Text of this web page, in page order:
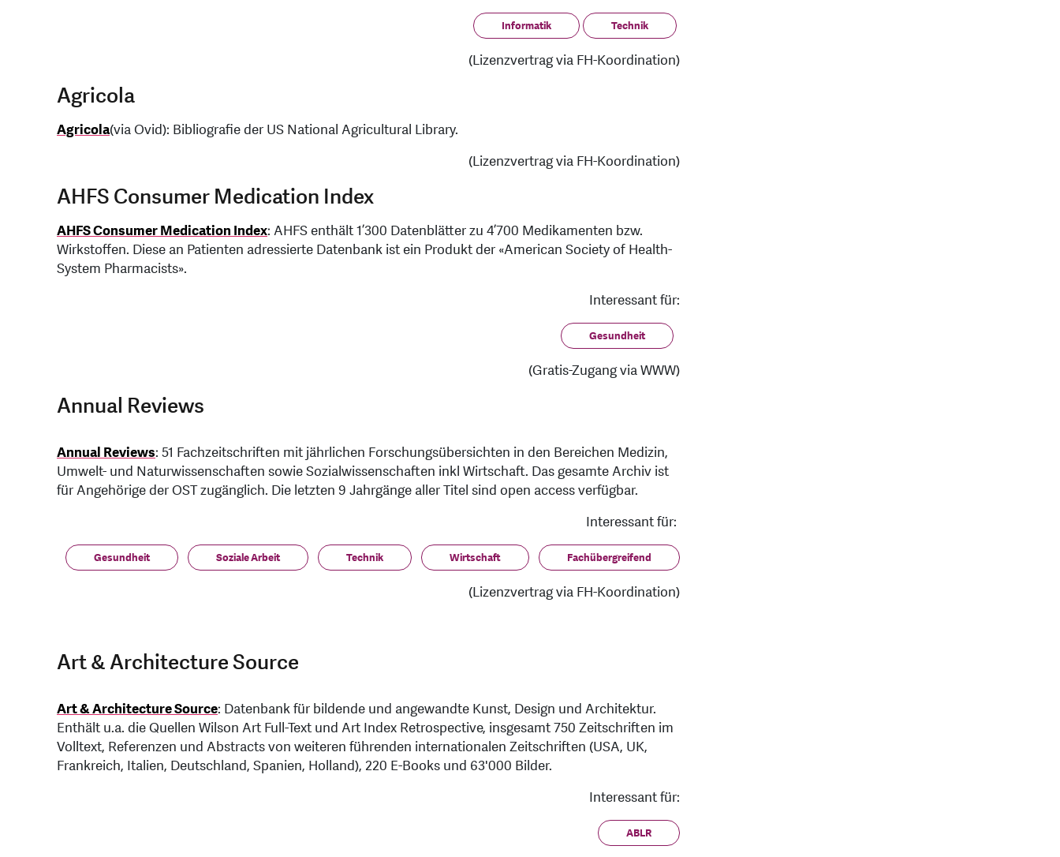
Informatik Technik
(Lizenzvertrag via FH-Koordination)
Agricola
Agricola(via Ovid): Bibliografie der US National Agricultural Library.
(Lizenzvertrag via FH-Koordination)
AHFS Consumer Medication Index
AHFS Consumer Medication Index: AHFS enthält 1’300 Datenblätter zu 4’700 Medikamenten bzw.
Wirkstoffen. Diese an Patienten adressierte Datenbank ist ein Produkt der «American Society of Health-
System Pharmacists».
Interessant für:
Gesundheit
(Gratis-Zugang via WWW)
Annual Reviews
Annual Reviews: 51 Fachzeitschriften mit jährlichen Forschungsübersichten in den Bereichen Medizin,
Umwelt- und Naturwissenschaften sowie Sozialwissenschaften inkl Wirtschaft. Das gesamte Archiv ist
für Angehörige der OST zugänglich. Die letzten 9 Jahrgänge aller Titel sind open access verfügbar.
Interessant für:
Gesundheit Soziale Arbeit Technik Wirtschaft Fachübergreifend
(Lizenzvertrag via FH-Koordination)
Art & Architecture Source
Art & Architecture Source: Datenbank für bildende und angewandte Kunst, Design und Architektur.
Enthält u.a. die Quellen Wilson Art Full-Text und Art Index Retrospective, insgesamt 750 Zeitschriften im
Volltext, Referenzen und Abstracts von weiteren führenden internationalen Zeitschriften (USA, UK,
Frankreich, Italien, Deutschland, Spanien, Holland), 220 E-Books und 63'000 Bilder.
Interessant für:
ABLR